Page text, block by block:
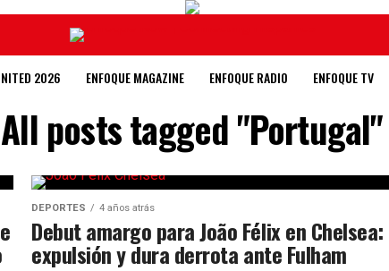
2026 ENFOQUE MAGAZINE ENFOQUE RADIO ENFOQUE TV
All posts tagged "Portugal"
DEPORTES 4 años atrás
Debut amargo para João Félix en Chelsea:
expulsión y dura derrota ante Fulham